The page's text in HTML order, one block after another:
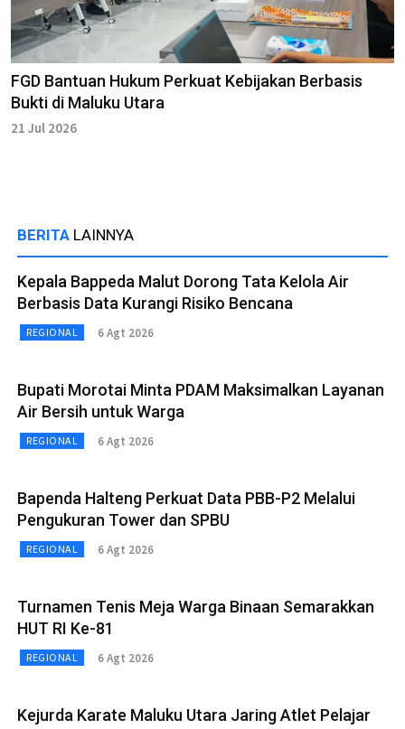
FGD Bantuan Hukum Perkuat Kebijakan Berbasis
Bukti di Maluku Utara
21 Jul 2026
BERITA LAINNYA
Kepala Bappeda Malut Dorong Tata Kelola Air
Berbasis Data Kurangi Risiko Bencana
REGIONAL 6 Agt 2026
Bupati Morotai Minta PDAM Maksimalkan Layanan
Air Bersih untuk Warga
REGIONAL 6 Agt 2026
Bapenda Halteng Perkuat Data PBB-P2 Melalui
Pengukuran Tower dan SPBU
REGIONAL 6 Agt 2026
Turnamen Tenis Meja Warga Binaan Semarakkan
HUT RI Ke-81
REGIONAL 6 Agt 2026
Kejurda Karate Maluku Utara Jaring Atlet Pelajar